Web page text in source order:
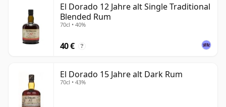
El Dorado 12 Jahre alt Single Traditional
Blended Rum
70cl • 40%
40 € ?
El Dorado 15 Jahre alt Dark Rum
70cl • 43%